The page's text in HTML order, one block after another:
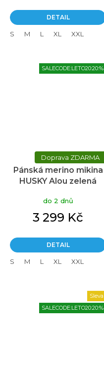
DETAIL
S M L XL XXL
SALECODE:LETO20:20:%
ZDARMA
Pánská merino mikina
HUSKY Alou zelená
do 2 dnů
3 299 Kč
DETAIL
S M L XL XXL
Sleva
SALECODE:LETO20:20:%